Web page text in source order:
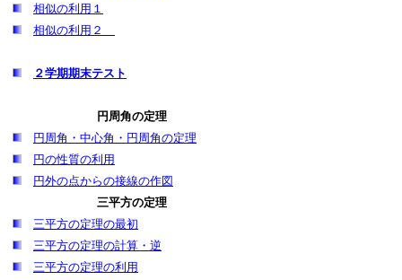
相似の利用１
相似の利用２
２学期期末テスト
円周角の定理
円周角・中心角・円周角の定理
円の性質の利用
円外の点からの接線の作図
三平方の定理
三平方の定理の最初
三平方の定理の計算・逆
三平方の定理の利用